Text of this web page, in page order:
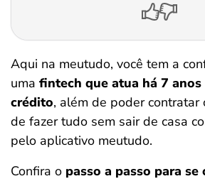
Aqui na meutudo, você tem a
uma fintech que atua há 7
crédito, além de poder contratar
de fazer tudo sem sair de casa
pelo aplicativo meutudo.
Confira o passo a passo para se